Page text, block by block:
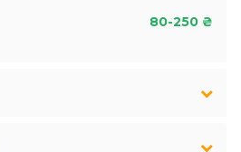
80-250 ₴